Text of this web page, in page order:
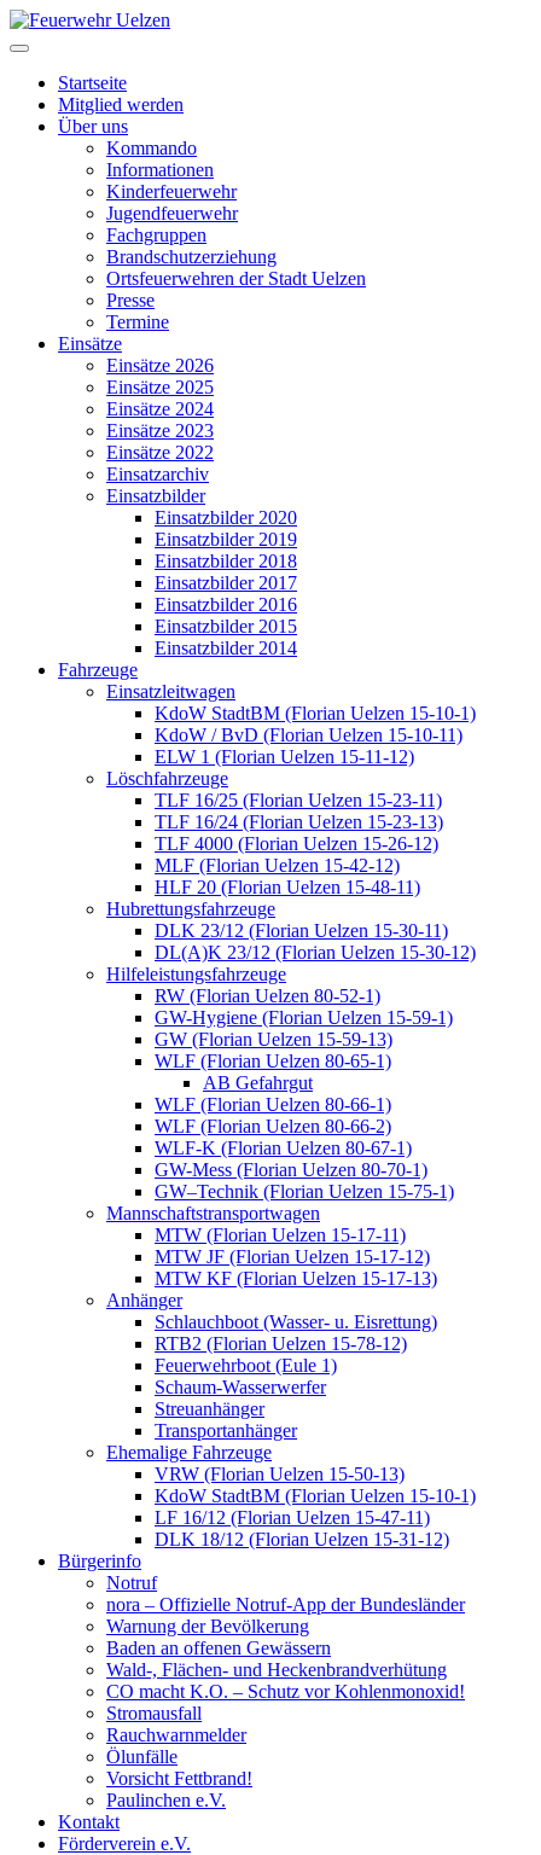
Startseite
Mitglied werden
Über uns
Kommando
Informationen
Kinderfeuerwehr
Jugendfeuerwehr
Fachgruppen
Brandschutzerziehung
Ortsfeuerwehren der Stadt Uelzen
Presse
Termine
Einsätze
Einsätze 2026
Einsätze 2025
Einsätze 2024
Einsätze 2023
Einsätze 2022
Einsatzarchiv
Einsatzbilder
Einsatzbilder 2020
Einsatzbilder 2019
Einsatzbilder 2018
Einsatzbilder 2017
Einsatzbilder 2016
Einsatzbilder 2015
Einsatzbilder 2014
Fahrzeuge
Einsatzleitwagen
KdoW StadtBM (Florian Uelzen 15-10-1)
KdoW / BvD (Florian Uelzen 15-10-11)
ELW 1 (Florian Uelzen 15-11-12)
Löschfahrzeuge
TLF 16/25 (Florian Uelzen 15-23-11)
TLF 16/24 (Florian Uelzen 15-23-13)
TLF 4000 (Florian Uelzen 15-26-12)
MLF (Florian Uelzen 15-42-12)
HLF 20 (Florian Uelzen 15-48-11)
Hubrettungsfahrzeuge
DLK 23/12 (Florian Uelzen 15-30-11)
DL(A)K 23/12 (Florian Uelzen 15-30-12)
Hilfeleistungsfahrzeuge
RW (Florian Uelzen 80-52-1)
GW-Hygiene (Florian Uelzen 15-59-1)
GW (Florian Uelzen 15-59-13)
WLF (Florian Uelzen 80-65-1)
AB Gefahrgut
WLF (Florian Uelzen 80-66-1)
WLF (Florian Uelzen 80-66-2)
WLF-K (Florian Uelzen 80-67-1)
GW-Mess (Florian Uelzen 80-70-1)
GW–Technik (Florian Uelzen 15-75-1)
Mannschaftstransportwagen
MTW (Florian Uelzen 15-17-11)
MTW JF (Florian Uelzen 15-17-12)
MTW KF (Florian Uelzen 15-17-13)
Anhänger
Schlauchboot (Wasser- u. Eisrettung)
RTB2 (Florian Uelzen 15-78-12)
Feuerwehrboot (Eule 1)
Schaum-Wasserwerfer
Streuanhänger
Transportanhänger
Ehemalige Fahrzeuge
VRW (Florian Uelzen 15-50-13)
KdoW StadtBM (Florian Uelzen 15-10-1)
LF 16/12 (Florian Uelzen 15-47-11)
DLK 18/12 (Florian Uelzen 15-31-12)
Bürgerinfo
Notruf
nora – Offizielle Notruf-App der Bundesländer
Warnung der Bevölkerung
Baden an offenen Gewässern
Wald-, Flächen- und Heckenbrandverhütung
CO macht K.O. – Schutz vor Kohlenmonoxid!
Stromausfall
Rauchwarnmelder
Ölunfälle
Vorsicht Fettbrand!
Paulinchen e.V.
Kontakt
Förderverein e.V.